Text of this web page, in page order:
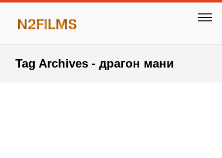
Tag Archives - драгон мани